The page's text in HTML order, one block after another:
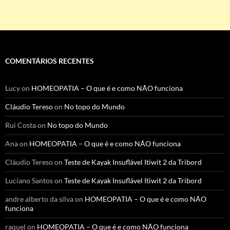
COMENTÁRIOS RECENTES
Lucyon HOMEOPATIA – O que é e como NÃO funciona
Cláudio Teresoon No topo do Mundo
Rui Costaon No topo do Mundo
Anaon HOMEOPATIA – O que é e como NÃO funciona
Cláudio Teresoon Teste de Kayak Insuflável Itiwit 2 da Tribord
Luciano Santoson Teste de Kayak Insuflável Itiwit 2 da Tribord
andre alberto da silvaon HOMEOPATIA – O que é e como NÃO
funciona
raquel on HOMEOPATIA – O que é e como NÃO funciona